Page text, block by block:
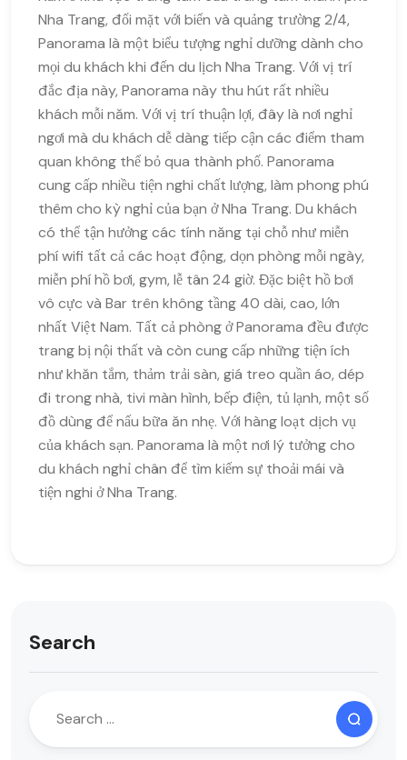
Nha Trang, đối mặt với biển và quảng trường 2/4,
Panorama là một biểu tượng nghỉ dưỡng dành cho
mọi du khách khi đến du lịch Nha Trang. Với vị trí
đắc địa này, Panorama này thu hút rất nhiều
khách mỗi năm. Với vị trí thuận lợi, đây là nơi nghỉ
ngơi mà du khách dễ dàng tiếp cận các điểm tham
quan không thể bỏ qua thành phố. Panorama
cung cấp nhiều tiện nghi chất lượng, làm phong phú
thêm cho kỳ nghỉ của bạn ở Nha Trang. Du khách
có thể tận hưởng các tính năng tại chỗ như miễn
phí wifi tất cả các hoạt động, dọn phòng mỗi ngày,
miễn phí hồ bơi, gym, lễ tân 24 giờ. Đặc biệt hồ bơi
vô cực và Bar trên không tầng 40 dài, cao, lớn
nhất Việt Nam. Tất cả phòng ở Panorama đều được
trang bị nội thất và còn cung cấp những tiện ích
như khăn tắm, thảm trải sàn, giá treo quần áo, dép
đi trong nhà, tivi màn hình, bếp điện, tủ lạnh, một số
đồ dùng để nấu bữa ăn nhẹ. Với hàng loạt dịch vụ
của khách sạn. Panorama là một nơi lý tưởng cho
du khách nghỉ chân để tìm kiếm sự thoải mái và
tiện nghi ở Nha Trang.
Search